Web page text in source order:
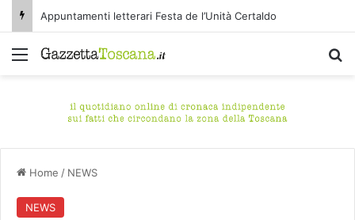
Appuntamenti letterari Festa de l’Unità Certaldo
Menu
Home / NEWS
NEWS